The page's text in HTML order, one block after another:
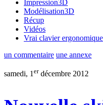
Impression3D
Modélisation3D
Récup
Vidéos
Vrai clavier ergonomique
un commentaire une annexe
samedi, 1 erdécembre 2012